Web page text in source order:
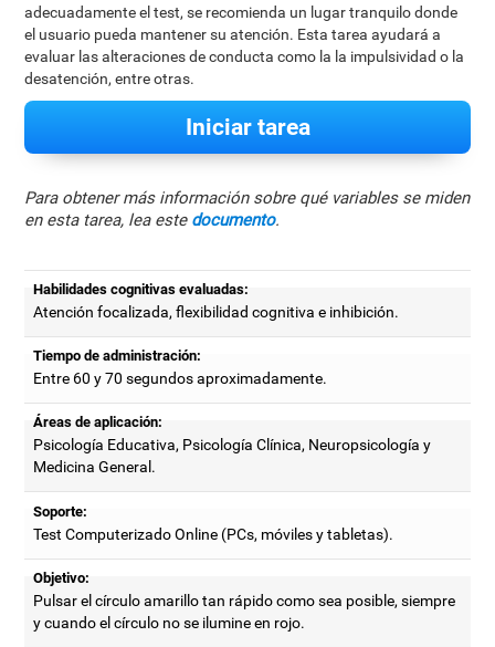
adecuadamente el test, se recomienda un lugar tranquilo donde
el usuario pueda mantener su atención. Esta tarea ayudará a
evaluar las alteraciones de conducta como la la impulsividad o la
desatención, entre otras.
Iniciar tarea
Para obtener más información sobre qué variables se miden
en esta tarea, lea este documento.
Habilidades cognitivas evaluadas:
Atención focalizada, flexibilidad cognitiva e inhibición.
Tiempo de administración:
Entre 60 y 70 segundos aproximadamente.
Áreas de aplicación:
Psicología Educativa, Psicología Clínica, Neuropsicología y
Medicina General.
Soporte:
Test Computerizado Online (PCs, móviles y tabletas).
Objetivo:
Pulsar el círculo amarillo tan rápido como sea posible, siempre
y cuando el círculo no se ilumine en rojo.